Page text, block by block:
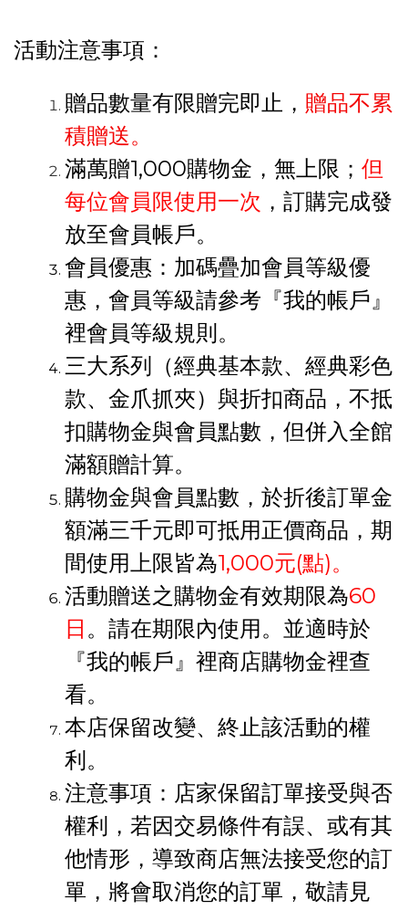
活動注意事項：
贈品數量有限贈完即止， 贈品不累
積贈送。
滿萬贈1,000購物金，無上限； 但
每位會員限使用一次 ， 訂購完成發
放至會員帳戶。
會員優惠：加碼疊加會員等級優
惠，會員等級請參考『我的帳戶』
裡會員等級規則。
三大系列（經典基本款、經典彩色
款、金爪抓夾）與折扣商品，不抵
扣購物金與會員點數，但併入全館
滿額贈計算。
購物金與會員點數，於折後訂單金
額滿三千元即可抵用正價商品，期
間使用上限皆為1,000元(點)。
活動贈送之購物金有效期限為60
日 。請在期限內使用。並適時於
『我的帳戶』裡商店購物金裡查
看。
本店保留改變、終止該活動的權
利。
注意事項：店家保留訂單接受與否
權利，若因交易條件有誤、或有其
他情形，導致商店無法接受您的訂
單，將會取消您的訂單，敬請見